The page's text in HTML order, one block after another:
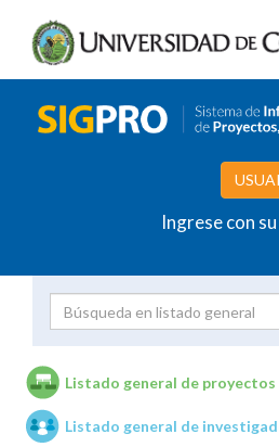
Ingrese con
Unidades de investigación
Listado general de proyectos
Listado general de